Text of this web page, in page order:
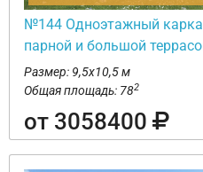
№144 Одноэтажный
парной и большой
Размер: 9,5х10,5 м
Общая площадь: 782
от 3058400